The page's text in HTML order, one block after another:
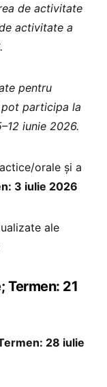
de activitate
activitate a
pentru
participa la
iunie 2026.
orale și a
3 iulie 2026
ale
Termen: 21
28 iulie